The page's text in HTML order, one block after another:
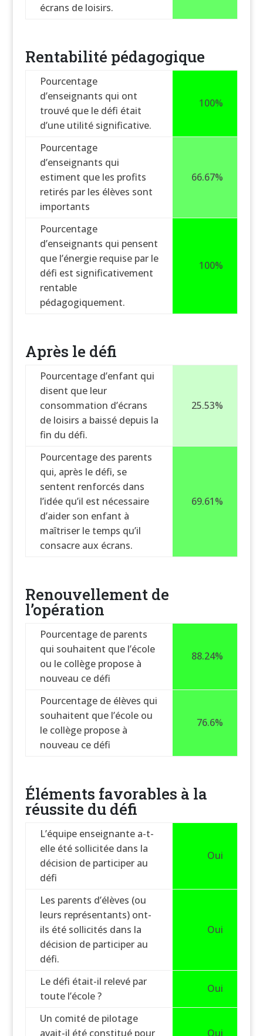
écrans de loisirs.
Rentabilité pédagogique
Pourcentage
d’enseignants qui ont
trouvé que le défi était
d’une utilité significative.
100%
Pourcentage
d’enseignants qui
estiment que les profits
retirés par les élèves sont
importants
66.67%
Pourcentage
d’enseignants qui pensent
que l’énergie requise par le
défi est significativement
rentable
pédagogiquement.
100%
Après le défi
Pourcentage d’enfant qui
disent que leur
consommation d’écrans
de loisirs a baissé depuis la
fin du défi.
25.53%
Pourcentage des parents
qui, après le défi, se
sentent renforcés dans
l’idée qu’il est nécessaire
d’aider son enfant à
maîtriser le temps qu’il
consacre aux écrans.
69.61%
Renouvellement de
l’opération
Pourcentage de parents
qui souhaitent que l’école
ou le collège propose à
nouveau ce défi
88.24%
Pourcentage de élèves qui
souhaitent que l’école ou
le collège propose à
nouveau ce défi
76.6%
Éléments favorables à la
réussite du défi
L’équipe enseignante a-t-
elle été sollicitée dans la
décision de participer au
défi
Oui
Les parents d’élèves (ou
leurs représentants) ont-
ils été sollicités dans la
décision de participer au
défi.
Oui
Le défi était-il relevé par
toute l’école ?
Oui
Un comité de pilotage
avait-il été constitué pour
Oui